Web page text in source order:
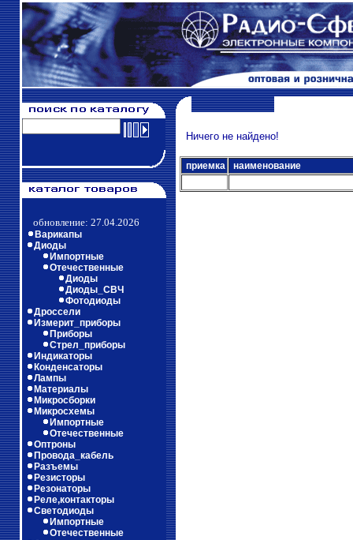
обновление: 27.04.2026
Варикапы
Диоды
Импортные
Отечественные
Диоды
Диоды_СВЧ
Фотодиоды
Дроссели
Измерит_приборы
Приборы
Стрел_приборы
Индикаторы
Конденсаторы
Лампы
Материалы
Микросборки
Микросхемы
Импортные
Отечественные
Оптроны
Провода_кабель
Разъемы
Резисторы
Резонаторы
Реле,контакторы
Светодиоды
Импортные
Отечественные
Ничего не найдено!
приемка наименование